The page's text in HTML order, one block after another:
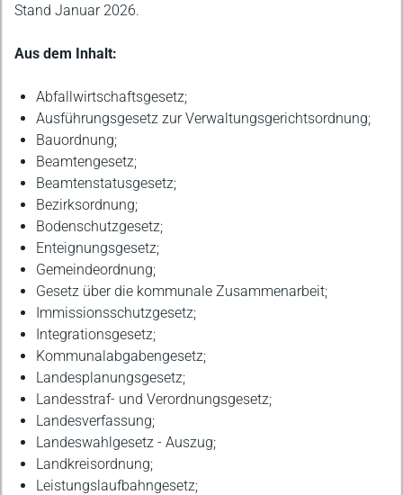
Stand Januar 2026.
Aus dem Inhalt:
Abfallwirtschaftsgesetz;
Ausführungsgesetz zur Verwaltungsgerichtsordnung;
Bauordnung;
Beamtengesetz;
Beamtenstatusgesetz;
Bezirksordnung;
Bodenschutzgesetz;
Enteignungsgesetz;
Gemeindeordnung;
Gesetz über die kommunale Zusammenarbeit;
Immissionsschutzgesetz;
Integrationsgesetz;
Kommunalabgabengesetz;
Landesplanungsgesetz;
Landesstraf- und Verordnungsgesetz;
Landesverfassung;
Landeswahlgesetz - Auszug;
Landkreisordnung;
Leistungslaufbahngesetz;